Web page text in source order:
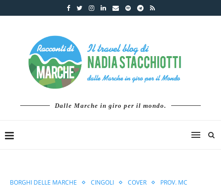
Dalle Marche in giro per il mondo.
BORGHI DELLE MARCHE CINGOLI COVER PROV. MC